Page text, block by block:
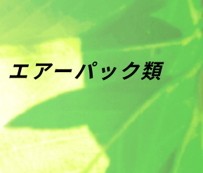
エアーパック類